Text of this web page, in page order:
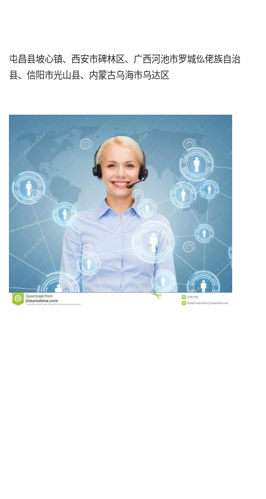
屯昌县坡心镇、西安市碑林区、广西河池市罗城仫佬族自治
县、信阳市光山县、内蒙古乌海市乌达区